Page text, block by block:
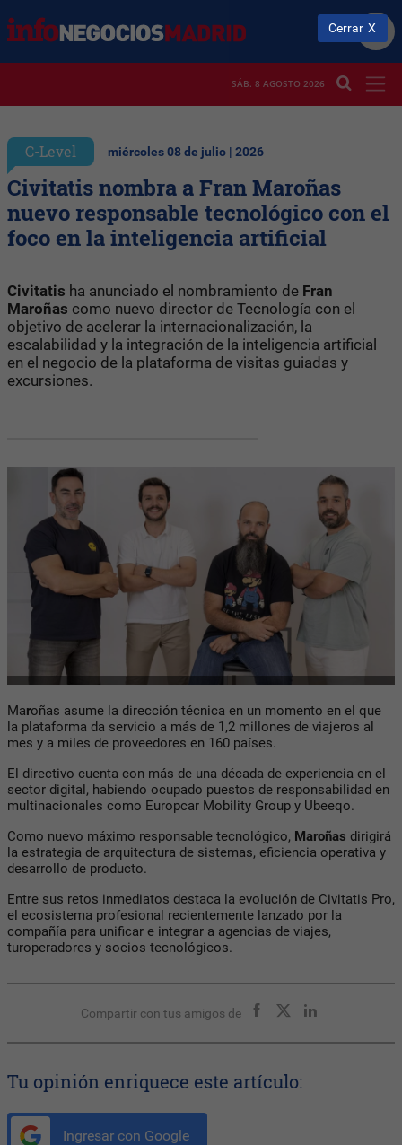
SÁB. 8 AGOSTO 2026
C-Level miércoles 08 de julio | 2026
Civitatis nombra a Fran Maroñas
nuevo responsable tecnológico con el
foco en la inteligencia artificial
Civitatis ha anunciado el nombramiento de Fran
Maroñas como nuevo director de Tecnología con el
objetivo de acelerar la internacionalización, la
escalabilidad y la integración de la inteligencia artificial
en el negocio de la plataforma de visitas guiadas y
excursiones.
Maroñas asume la dirección técnica en un momento en el que
la plataforma da servicio a más de 1,2 millones de viajeros al
mes y a miles de proveedores en 160 países.
El directivo cuenta con más de una década de experiencia en el
sector digital, habiendo ocupado puestos de responsabilidad en
multinacionales como Europcar Mobility Group y Ubeeqo.
Como nuevo máximo responsable tecnológico, Maroñas dirigirá
la estrategia de arquitectura de sistemas, eficiencia operativa y
desarrollo de producto.
Entre sus retos inmediatos destaca la evolución de Civitatis Pro,
el ecosistema profesional recientemente lanzado por la
compañía para unificar e integrar a agencias de viajes,
turoperadores y socios tecnológicos.
Compartir con tus amigos de
Tu opinión enriquece este artículo:
Ingresar con Google
Cerrar